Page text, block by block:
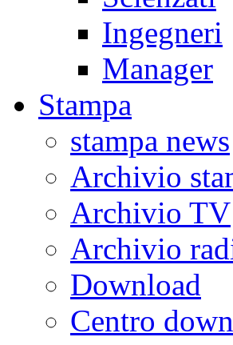
Ingegneri
Manager
Stampa
stampa news
Archivio
Archivio TV
Archivio
Download
Centro